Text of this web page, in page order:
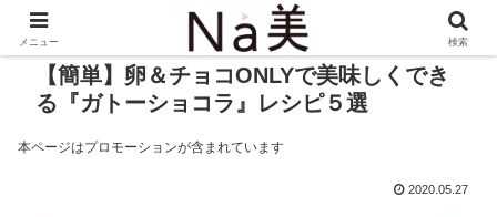
【簡単】卵＆チョコONLYで美味しくでき
る『ガトーショコラ』レシピ５選
本ページはプロモーションが含まれています
2020.05.27
メニュー 検索